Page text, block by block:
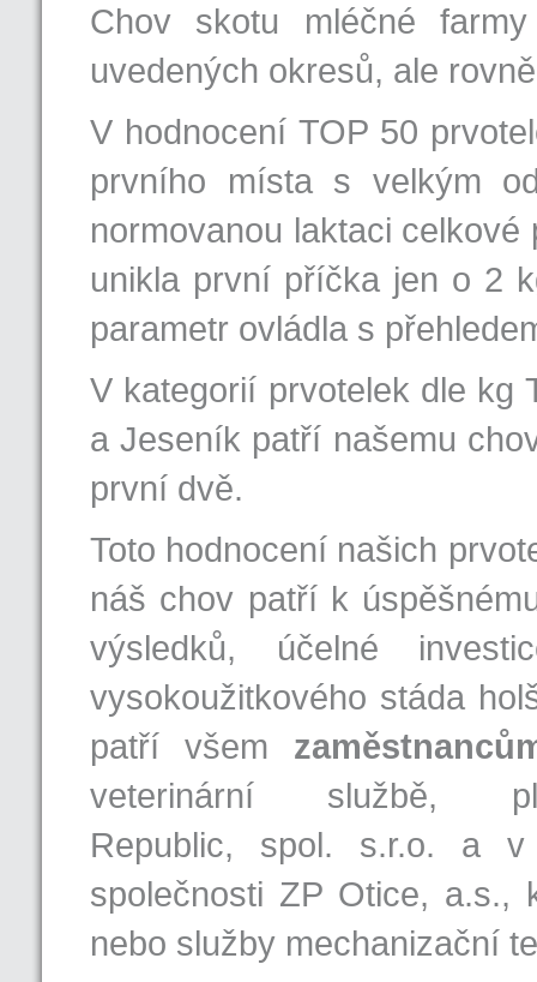
Chov skotu mléčné
uvedených okresů, ale
V hodnocení TOP 50
prvního místa s velkým
normovanou laktaci
unikla první příčka jen o 2
parametr ovládla s
V kategorií prvotelek dle kg
a Jeseník patří našemu
první dvě.
Toto hodnocení našich
náš chov patří k
výsledků, účelné
vysokoužitkového stáda
patří všem
veterinární službě,
Republic, spol. s.r.o. a v
společnosti ZP Otice, a.s.,
nebo služby mechanizační